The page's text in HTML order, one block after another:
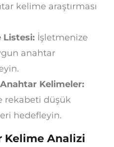
kelime araştırması
Listesi: İşletmenize
anahtar
Kelimeler:
rekabeti düşük
hedefleyin.
Kelime Analizi